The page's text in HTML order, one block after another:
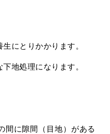
にとりかかります。
地処理になります。
間に隙間（目地）がある